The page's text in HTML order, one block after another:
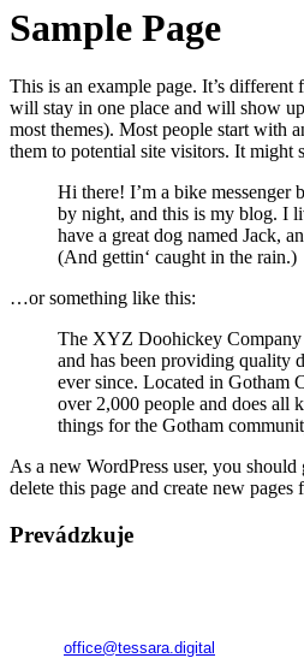
Sample Page
This is an example page. It’s different
will stay in one place and will show
most themes). Most people start with
them to potential site visitors. It might
Hi there! I’m a bike messenger
by night, and this is my blog. I
have a great dog named Jack,
(And gettin‘ caught in the rain.)
…or something like this:
The XYZ Doohickey Company
and has been providing quality
ever since. Located in Gotham
over 2,000 people and does all
things for the Gotham
As a new WordPress user, you should
delete this page and create new
Prevádzkuje
office@tessara.digital